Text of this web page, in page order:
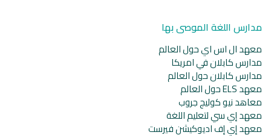
مدارس اللغة الموصى بها
معهد ال اس اي حول العالم
مدارس كابلان في امريكا
مدارس كابلان حول العالم
معهد ELS حول العالم
معاهد نيو كوليج جروب
معهد إي سي لتعليم اللغة
معهد إي إف اديوكيشن فيرست